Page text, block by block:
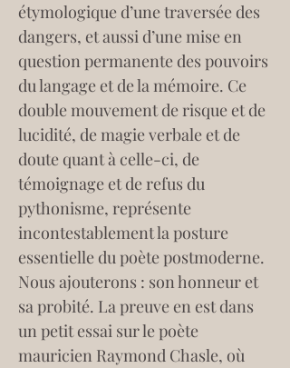
étymologique d’une traversée des
dangers, et aussi d’une mise en
question permanente des pouvoirs
du langage et de la mémoire. Ce
double mouvement de risque et de
lucidité, de magie verbale et de
doute quant à celle-ci, de
témoignage et de refus du
pythonisme, représente
incontestablement la posture
essentielle du poète postmoderne.
Nous ajouterons : son honneur et
sa probité. La preuve en est dans
un petit essai sur le poète
mauricien Raymond Chasle, où